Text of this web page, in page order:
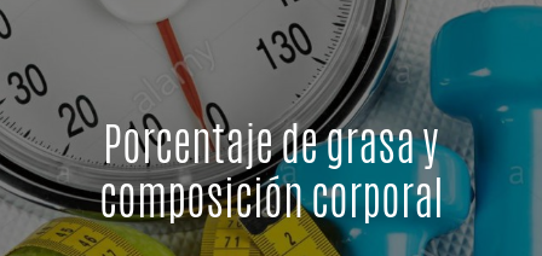
Porcentaje de grasa y
composición corporal